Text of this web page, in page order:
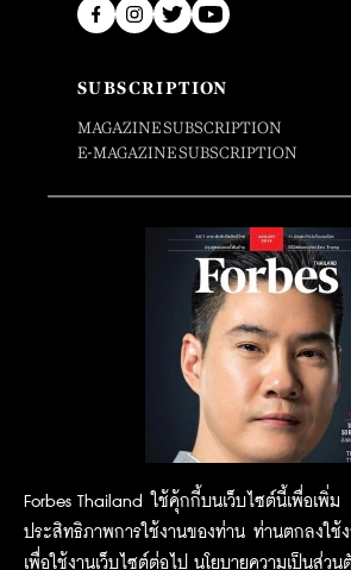
Forbes Thailand ใช้คุ้กกี้บนเว็บไซต์นี้เพื่อเพิ่ม
ประสิทธิภาพการใช้งานของท่าน ท่านตกลงใช้
เพื่อใช้งานเว็บไซต์ต่อไป นโยบายความเป็นส่วน
SUBSCRIPTION
MAGAZINE SUBSCRIPTION
E-MAGAZINE SUBSCRIPTION